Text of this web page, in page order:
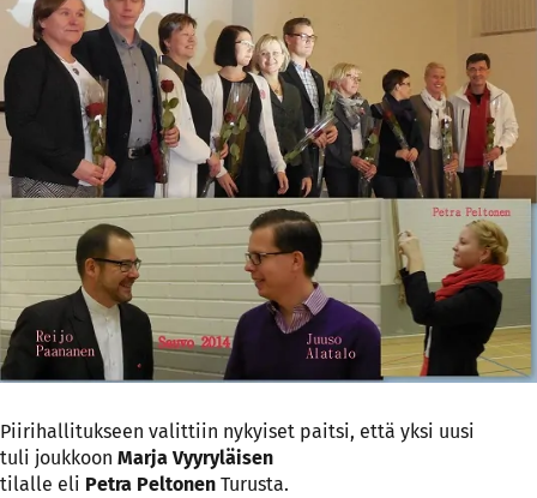
Piirihallitukseen valittiin nykyiset paitsi, että yksi uusi
tuli joukkoon Marja Vyyryläisen
tilalle eli Petra Peltonen Turusta.